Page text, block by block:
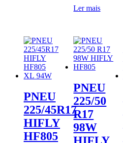
Ler mais
PNEU
225/45R17
HIFLY
HF805
PNEU
225/50
R17
98W
HIFLY